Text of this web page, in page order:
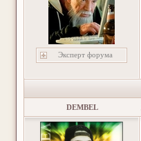
Эксперт форума
DEMBEL